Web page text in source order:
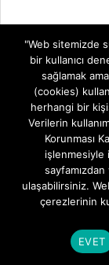
"Web sitemizde
bir kullanıcı
sağlamak
(cookies)
herhangi bir
Verilerin
Korunması
işlenmesiyle
ulaşabilirsiniz.
çerezlerinin
EVET